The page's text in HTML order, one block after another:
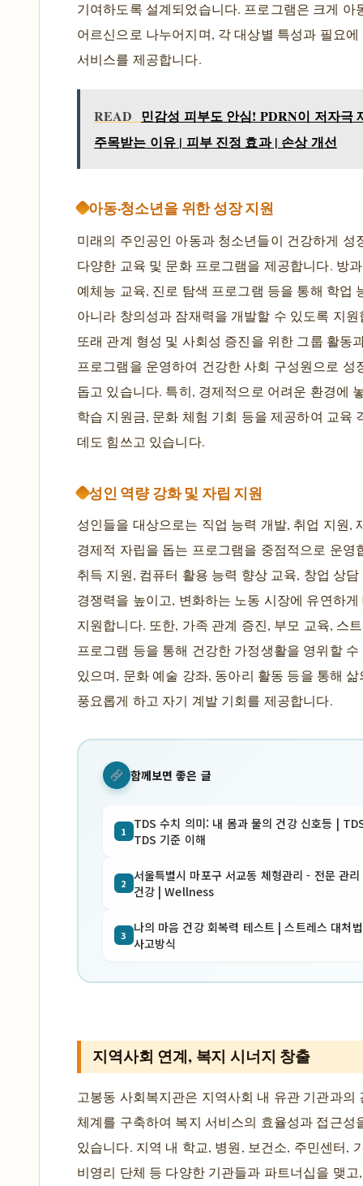
기여하도록 설계되었습니다. 프로그램은 크게 아
어르신으로 나누어지며, 각 대상별 특성과 필요
서비스를 제공합니다.
READ 민감성 피부도 안심! PDRN이 저자극
주목받는 이유 | 피부 진정 효과 | 손상 개선
아동·청소년을 위한 성장 지원
미래의 주인공인 아동과 청소년들이 건강하게 성
다양한 교육 및 문화 프로그램을 제공합니다. 방
예체능 교육, 진로 탐색 프로그램 등을 통해 학업
아니라 창의성과 잠재력을 개발할 수 있도록 지
또래 관계 형성 및 사회성 증진을 위한 그룹 활동
프로그램을 운영하여 건강한 사회 구성원으로 성
돕고 있습니다. 특히, 경제적으로 어려운 환경에
학습 지원금, 문화 체험 기회 등을 제공하여 교육
데도 힘쓰고 있습니다.
성인 역량 강화 및 자립 지원
성인들을 대상으로는 직업 능력 개발, 취업 지원,
경제적 자립을 돕는 프로그램을 중점적으로 운영
취득 지원, 컴퓨터 활용 능력 향상 교육, 창업 상
경쟁력을 높이고, 변화하는 노동 시장에 유연하
지원합니다. 또한, 가족 관계 증진, 부모 교육, 스
프로그램 등을 통해 건강한 가정생활을 영위할
있으며, 문화 예술 강좌, 동아리 활동 등을 통해
풍요롭게 하고 자기 계발 기회를 제공합니다.
함께보면 좋은 글
1 TDS 수치 의미: 내 몸과 물의 건강 신호등 |
TDS 기준 이해
2 서울특별시 마포구 서교동 체형관리 - 전문 관
건강 | Wellness
3 나의 마음 건강 회복력 테스트 | 스트레스 대처
사고방식
지역사회 연계, 복지 시너지 창출
고봉동 사회복지관은 지역사회 내 유관 기관과의
체계를 구축하여 복지 서비스의 효율성과 접근성
있습니다. 지역 내 학교, 병원, 보건소, 주민센터,
비영리 단체 등 다양한 기관들과 파트너십을 맺고